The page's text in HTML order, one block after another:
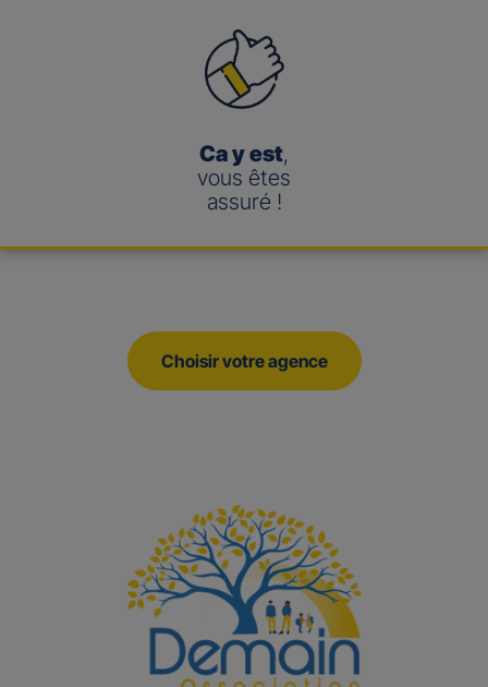
Ca y est,
vous êtes
assuré !
Choisir votre agence